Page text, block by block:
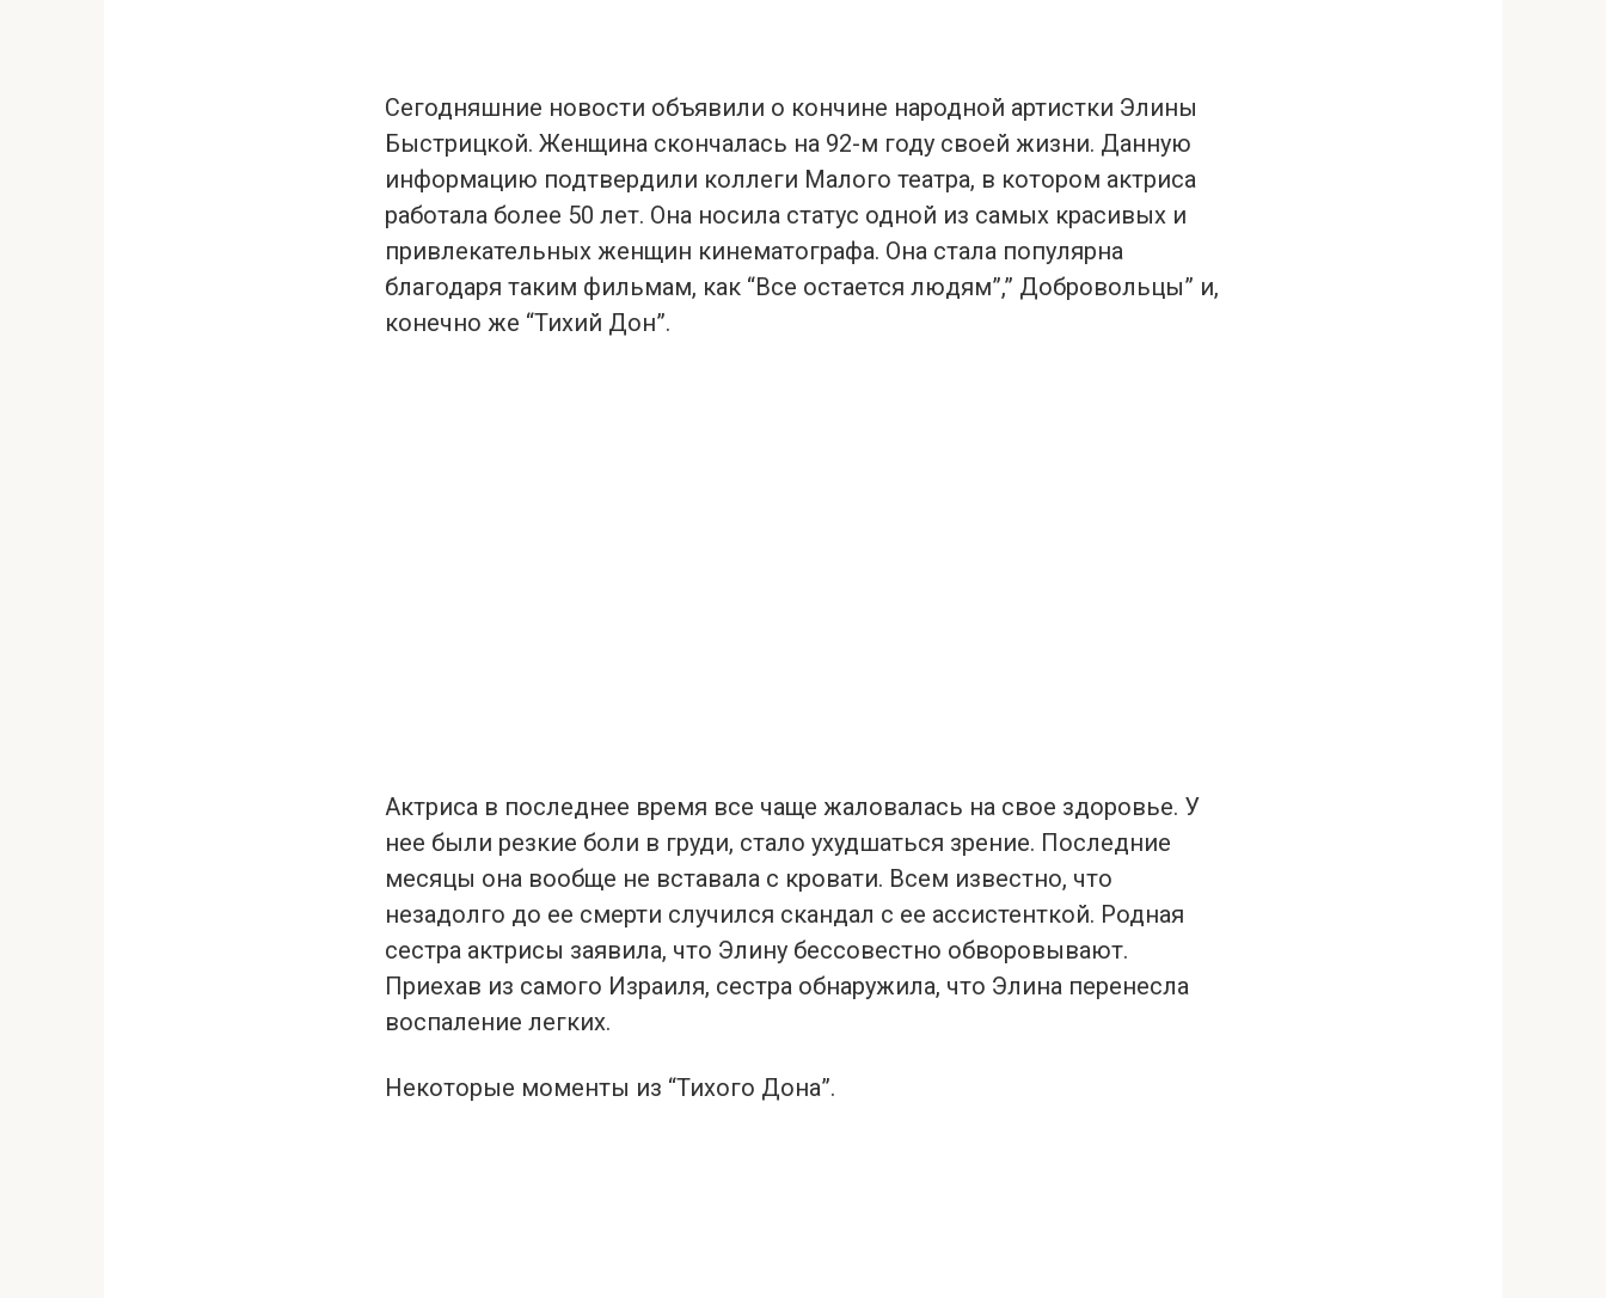
Сегодняшние новости объявили о кончине народной артистки Элины
Быстрицкой. Женщина скончалась на 92-м году своей жизни. Данную
информацию подтвердили коллеги Малого театра, в котором актриса
работала более 50 лет. Она носила статус одной из самых красивых и
привлекательных женщин кинематографа. Она стала популярна
благодаря таким фильмам, как “Все остается людям”,” Добровольцы” и,
конечно же “Тихий Дон”.
Актриса в последнее время все чаще жаловалась на свое здоровье. У
нее были резкие боли в груди, стало ухудшаться зрение. Последние
месяцы она вообще не вставала с кровати. Всем известно, что
незадолго до ее смерти случился скандал с ее ассистенткой. Родная
сестра актрисы заявила, что Элину бессовестно обворовывают.
Приехав из самого Израиля, сестра обнаружила, что Элина перенесла
воспаление легких.
Некоторые моменты из “Тихого Дона”.